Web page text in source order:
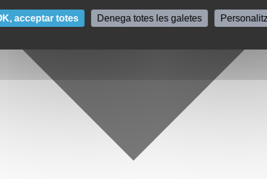
acceptar totes Denega totes les galetes